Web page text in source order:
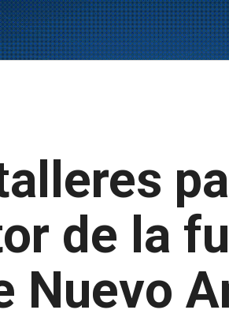
de la
Nuevo